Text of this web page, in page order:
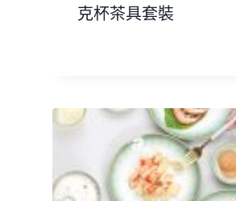
克杯茶具套裝